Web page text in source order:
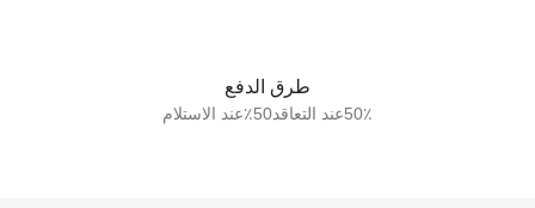
طرق الدفع
50٪عند التعاقد50٪عند الاستلام